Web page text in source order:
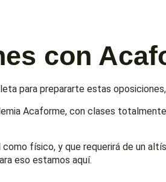
con
para prepararte estas
Acaforme, con clases
físico, y que requerirá de un
eso estamos aquí.